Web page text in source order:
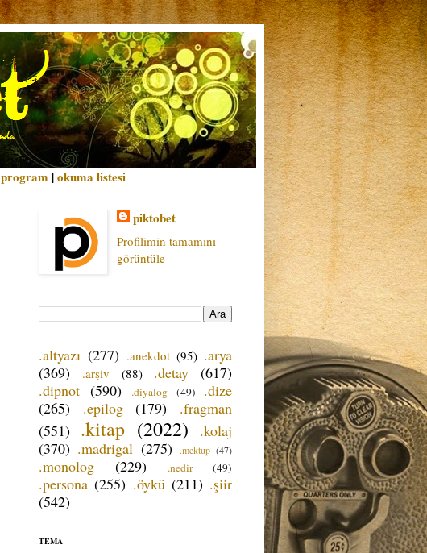
program |okuma listesi
piktobet
Profilimin tamamını
görüntüle
.altyazı (277) .anekdot (95) .arya
(369)
.arşiv (88) .detay
(617)
.dipnot (590) .diyalog (49)
.dize
(265)
.epilog (179)
.fragman
(551) .kitap (2022)
.kolaj
(370) .madrigal (275) .mektup (47)
.monolog (229) .nedir (49)
.persona (255) .öykü (211) .şiir
(542)
TEMA